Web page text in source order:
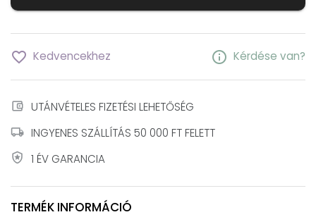
favorite_border Kedvencekhez info Kérdése van?
account_balance_wallet UTÁNVÉTELES FIZETÉSI LEHETŐSÉG
local_shipping INGYENES SZÁLLÍTÁS 50 000 FT FELETT
local_police 1 ÉV GARANCIA
TERMÉK INFORMÁCIÓ